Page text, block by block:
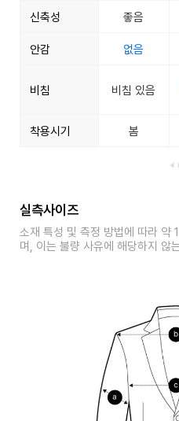
신축성 좋음
안감 없음
비침 비침 있음
착용시기 봄
실측사이즈
소재 특성 및 측정 방법에 따라 약
며, 이는 불량 사유에 해당하지 않